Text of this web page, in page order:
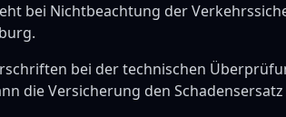
bei Nichtbeachtung der
bei der technischen
die Versicherung den